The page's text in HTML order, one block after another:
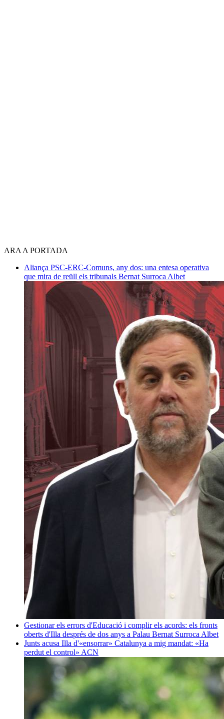
ARA A PORTADA
Aliança PSC-ERC-Comuns, any dos: una entesa operativa
que mira de reüll els tribunals Bernat Surroca Albet
Gestionar els errors d'Educació i complir els acords: els fronts
oberts d'Illa després de dos anys a Palau Bernat Surroca Albet
Junts acusa Illa d'«ensorrar» Catalunya a mig mandat: «Ha
perdut el control» ACN